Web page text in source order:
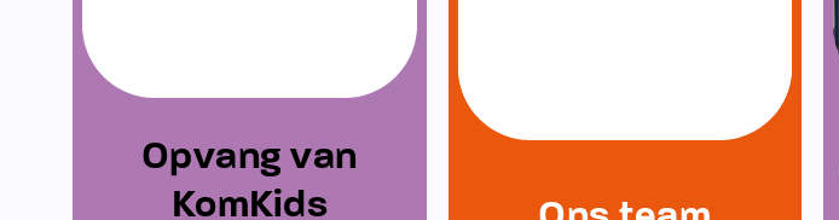
Opvang van
KomKids